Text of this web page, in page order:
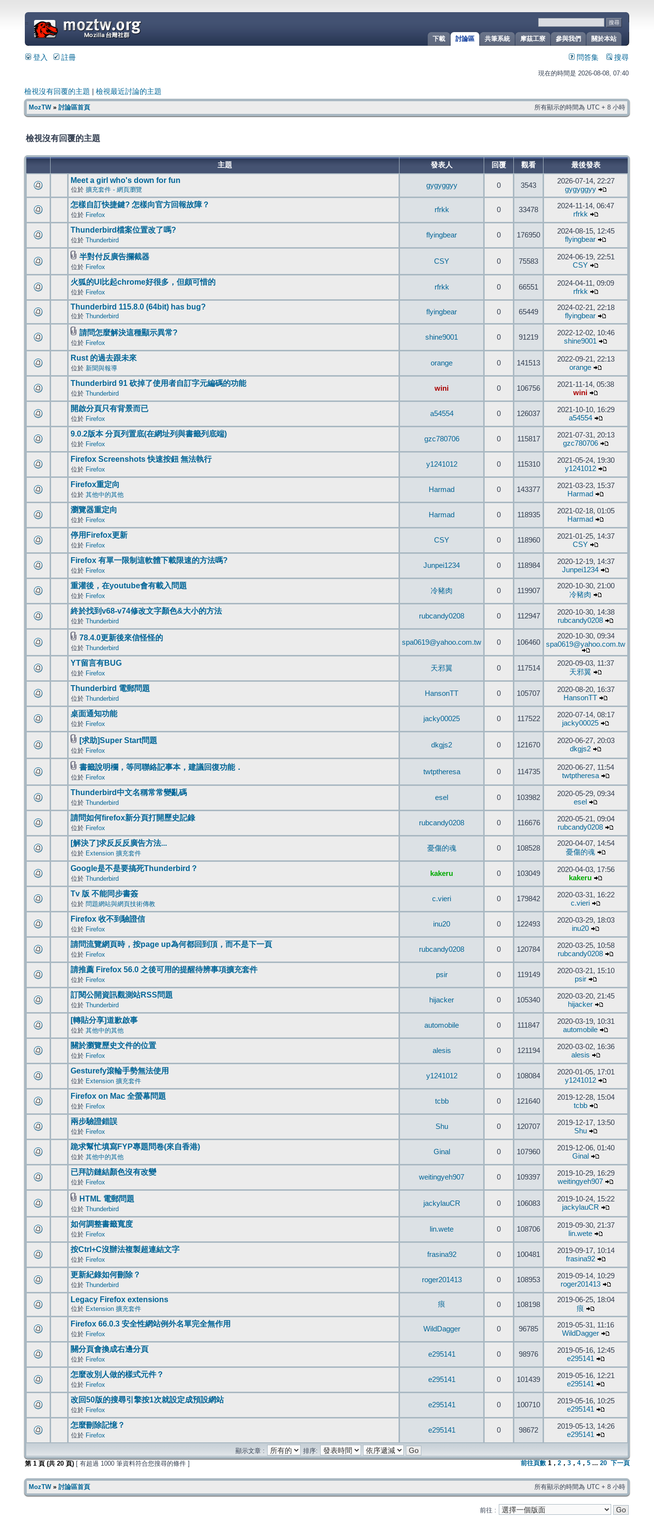
關於本站
參與我們
摩茲工寮
共筆系統
討論區
下載
=
登入 註冊 問答集 搜尋
現在的時間是 2026-08-08, 07:40
檢視沒有回覆的主題 檢視最近討論的主題
MozTW» 討論區首頁 所有顯示的時間為 UTC + 8 小時
檢視沒有回覆的主題
主題 發表人 回覆 觀看 最後發表
Meet a girl who's down for fun
位於 擴充套件 - 網頁瀏覽
gygyggyy 0 3543
2026-07-14, 22:27
gygyggyy
怎樣自訂快捷鍵? 怎樣向官方回報故障？
位於 Firefox
rfrkk 0 33478
2024-11-14, 06:47
rfrkk
Thunderbird檔案位置改了嗎?
位於 Thunderbird
flyingbear 0 176950
2024-08-15, 12:45
flyingbear
半對付反廣告攔截器
位於 Firefox
CSY 0 75583
2024-06-19, 22:51
CSY
火狐的UI比起chrome好很多，但頗可惜的
位於 Firefox
rfrkk 0 66551
2024-04-11, 09:09
rfrkk
Thunderbird 115.8.0 (64bit) has bug?
位於 Thunderbird
flyingbear 0 65449
2024-02-21, 22:18
flyingbear
請問怎麼解決這種顯示異常?
位於 Firefox
shine9001 0 91219
2022-12-02, 10:46
shine9001
Rust 的過去跟未來
位於 新聞與報導
orange 0 141513
2022-09-21, 22:13
orange
Thunderbird 91 砍掉了使用者自訂字元編碼的功能
位於 Thunderbird
wini 0 106756
2021-11-14, 05:38
wini
開啟分頁只有背景而已
位於 Firefox
a54554 0 126037
2021-10-10, 16:29
a54554
9.0.2版本 分頁列置底(在網址列與書籤列底端)
位於 Firefox
gzc780706 0 115817
2021-07-31, 20:13
gzc780706
Firefox Screenshots 快速按鈕 無法執行
位於 Firefox
y1241012 0 115310
2021-05-24, 19:30
y1241012
Firefox重定向
位於 其他中的其他
Harmad 0 143377
2021-03-23, 15:37
Harmad
瀏覽器重定向
位於 Firefox
Harmad 0 118935
2021-02-18, 01:05
Harmad
停用Firefox更新
位於 Firefox
CSY 0 118960
2021-01-25, 14:37
CSY
Firefox 有單一限制這軟體下載限速的方法嗎?
位於 Firefox
Junpei1234 0 118984
2020-12-19, 14:37
Junpei1234
重灌後，在youtube會有載入問題
位於 Firefox
冷豬肉 0 119907
2020-10-30, 21:00
冷豬肉
終於找到v68-v74修改文字顏色&大小的方法
位於 Thunderbird
rubcandy0208 0 112947
2020-10-30, 14:38
rubcandy0208
78.4.0更新後來信怪怪的
位於 Thunderbird
spa0619@yahoo.com.tw 0 106460
2020-10-30, 09:34
spa0619@yahoo.com.tw
YT留言有BUG
位於 Firefox
天邪翼 0 117514
2020-09-03, 11:37
天邪翼
Thunderbird 電郵問題
位於 Thunderbird
HansonTT 0 105707
2020-08-20, 16:37
HansonTT
桌面通知功能
位於 Firefox
jacky00025 0 117522
2020-07-14, 08:17
jacky00025
[求助]Super Start問題
位於 Firefox
dkgjs2 0 121670
2020-06-27, 20:03
dkgjs2
書籤說明欄，等同聯絡記事本，建議回復功能．
位於 Firefox
twtptheresa 0 114735
2020-06-27, 11:54
twtptheresa
Thunderbird中文名稱常常變亂碼
位於 Thunderbird
esel 0 103982
2020-05-29, 09:34
esel
請問如何firefox新分頁打開歷史記錄
位於 Firefox
rubcandy0208 0 116676
2020-05-21, 09:04
rubcandy0208
[解決了]求反反反廣告方法...
位於 Extension 擴充套件
憂傷的魂 0 108528
2020-04-07, 14:54
憂傷的魂
Google是不是要搞死Thunderbird？
位於 Thunderbird
kakeru 0 103049
2020-04-03, 17:56
kakeru
Tv 版 不能同步書簽
位於 問題網站與網頁技術傳教
c.vieri 0 179842
2020-03-31, 16:22
c.vieri
Firefox 收不到驗證信
位於 Firefox
inu20 0 122493
2020-03-29, 18:03
inu20
請問流覽網頁時，按page up為何都回到頂，而不是下一頁
位於 Firefox
rubcandy0208 0 120784
2020-03-25, 10:58
rubcandy0208
請推薦 Firefox 56.0 之後可用的提醒待辨事項擴充套件
位於 Firefox
psir 0 119149
2020-03-21, 15:10
psir
訂閱公開資訊觀測站RSS問題
位於 Thunderbird
hijacker 0 105340
2020-03-20, 21:45
hijacker
[轉貼分享]道歉啟事
位於 其他中的其他
automobile 0 111847
2020-03-19, 10:31
automobile
關於瀏覽歷史文件的位置
位於 Firefox
alesis 0 121194
2020-03-02, 16:36
alesis
Gesturefy滾輪手勢無法使用
位於 Extension 擴充套件
y1241012 0 108084
2020-01-05, 17:01
y1241012
Firefox on Mac 全螢幕問題
位於 Firefox
tcbb 0 121640
2019-12-28, 15:04
tcbb
兩步驗證錯誤
位於 Firefox
Shu 0 120707
2019-12-17, 13:50
Shu
跪求幫忙填寫FYP專題問卷(來自香港)
位於 其他中的其他
Ginal 0 107960
2019-12-06, 01:40
Ginal
已拜訪鏈結顏色沒有改變
位於 Firefox
weitingyeh907 0 109397
2019-10-29, 16:29
weitingyeh907
HTML 電郵問題
位於 Thunderbird
jackylauCR 0 106083
2019-10-24, 15:22
jackylauCR
如何調整書籤寬度
位於 Firefox
lin.wete 0 108706
2019-09-30, 21:37
lin.wete
按Ctrl+C沒辦法複製超連結文字
位於 Firefox
frasina92 0 100481
2019-09-17, 10:14
frasina92
更新紀錄如何刪除？
位於 Thunderbird
roger201413 0 108953
2019-09-14, 10:29
roger201413
Legacy Firefox extensions
位於 Extension 擴充套件
痕 0 108198
2019-06-25, 18:04
痕
Firefox 66.0.3 安全性網站例外名單完全無作用
位於 Firefox
WildDagger 0 96785
2019-05-31, 11:16
WildDagger
關分頁會換成右邊分頁
位於 Firefox
e295141 0 98976
2019-05-16, 12:45
e295141
怎麼改別人做的樣式元件？
位於 Firefox
e295141 0 101439
2019-05-16, 12:21
e295141
改回50版的搜尋引擎按1次就設定成預設網站
位於 Firefox
e295141 0 100710
2019-05-16, 10:25
e295141
怎麼刪除記憶？
位於 Firefox
e295141 0 98672
2019-05-13, 14:26
e295141
顯示文章 :
排序:
第 1 頁 (共 20 頁) [ 有超過 1000 筆資料符合您搜尋的條件 ] 前往頁數 1 ， 2 ， 3 ， 4， 5 ... 20 下一頁
MozTW» 討論區首頁 所有顯示的時間為 UTC + 8 小時
前往 :